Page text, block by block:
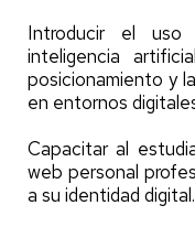
Introducir el uso
inteligencia
posicionamiento y
en entornos
Capacitar al
web personal
a su identidad digital.